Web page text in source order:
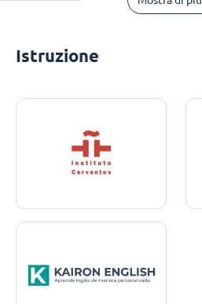
Istruzione